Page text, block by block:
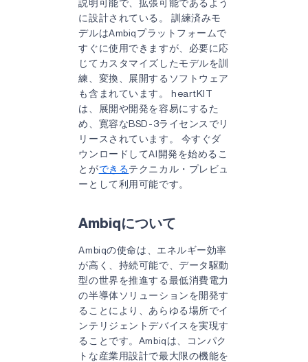
説明可能で、拡張可能であるよう
に設計されている。 訓練済みモ
デルはAmbiqプラットフォームで
すぐに使用できますが、必要に応
じてカスタマイズしたモデルを訓
練、変換、展開するソフトウェア
も含まれています。 heartKIT
は、展開や開発を容易にするた
め、寛容なBSD-3ライセンスでリ
リースされています。 今すぐダ
ウンロードしてAI開発を始めるこ
とができるテクニカル・プレビュ
ーとして利用可能です。
Ambiqについて
Ambiqの使命は、エネルギー効率
が高く、持続可能で、データ駆動
型の世界を推進する最低消費電力
の半導体ソリューションを開発す
ることにより、あらゆる場所でイ
ンテリジェントデバイスを実現す
ることです。Ambiqは、コンパク
トな産業用設計で最大限の機能を